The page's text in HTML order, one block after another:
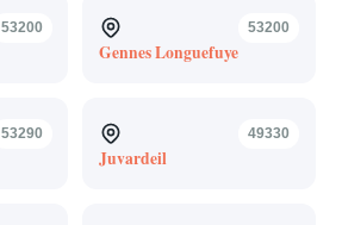
53200 53200
Gennes Longuefuye
53290 49330
Juvardeil